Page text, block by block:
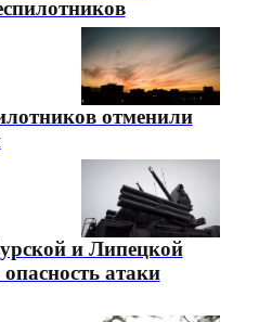
отменили
и Липецкой
атаки